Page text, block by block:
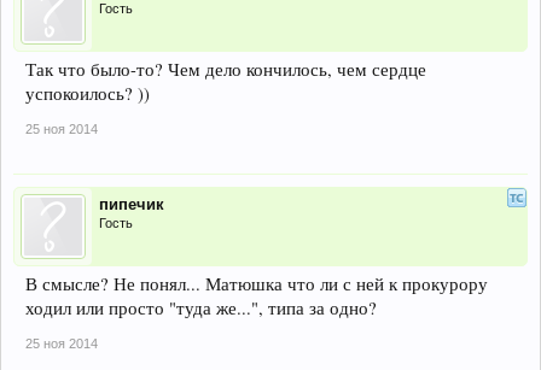
Гость
Так что было-то? Чем дело кончилось, чем сердце
успокоилось? ))
25 ноя 2014
пипечик
Гость
В смысле? Не понял... Матюшка что ли с ней к прокурору
ходил или просто "туда же...", типа за одно?
25 ноя 2014